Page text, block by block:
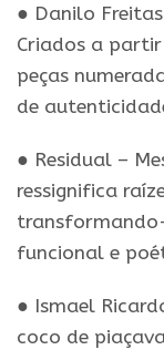
● Danilo
Criados a
peças
de
● Residual –
ressignifica
funcional e
● Ismael
coco de